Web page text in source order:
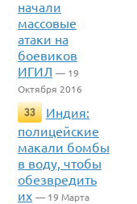
начали
массовые
атаки на
боевиков
ИГИЛ — 19
Октября 2016
33
Индия:
полицейские
макали бомбы
в воду, чтобы
обезвредить
их — 19 Марта